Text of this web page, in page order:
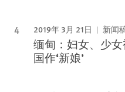
2019年 3月 21日 新闻
缅甸：妇女、少
国作‘新娘’